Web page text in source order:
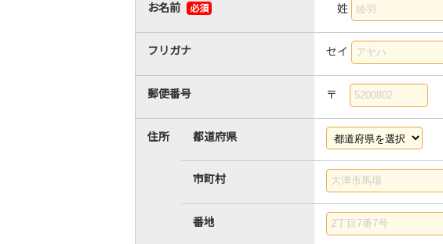
お名前 必須 姓
フリガナ セイ
郵便番号 〒
住所 都道府県
市町村
番地